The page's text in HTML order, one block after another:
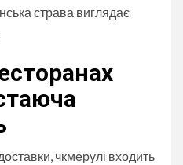
страва виглядає
чкмерулі входить